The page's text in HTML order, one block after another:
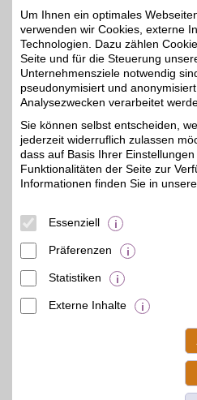
bis zu 4%
Biggreensmile.de
Für
Beamten-Selbsthilfewerk
Um Ihnen ein optimales
verwenden wir Cookies, externe
Technologien. Dazu zählen
Seite und für die Steuerung
Unternehmensziele notwendig
pseudonymisiert und
Analysezwecken verarbeitet
Sie können selbst entscheiden,
jederzeit widerruflich zulassen
dass auf Basis Ihrer
Funktionalitäten der Seite zur
Informationen finden Sie in
Essenziell
Präferenzen
Statistiken
Externe Inhalte